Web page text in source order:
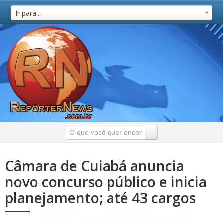
Ir para...
Câmara de Cuiabá anuncia
novo concurso público e inicia
planejamento; até 43 cargos